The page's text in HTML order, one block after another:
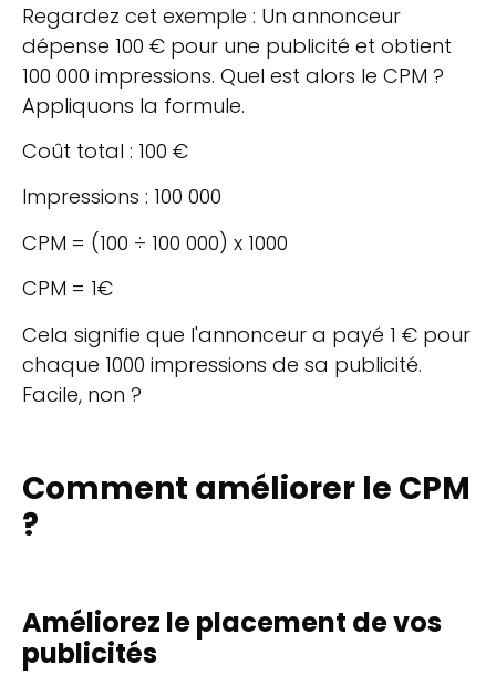
Regardez cet exemple : Un annonceur
dépense 100 € pour une publicité et obtient
100 000 impressions. Quel est alors le CPM ?
Appliquons la formule.
Coût total : 100 €
Impressions : 100 000
CPM = (100 ÷ 100 000) x 1000
CPM = 1€
Cela signifie que l'annonceur a payé 1 € pour
chaque 1000 impressions de sa publicité.
Facile, non ?
Comment améliorer le CPM
?
Améliorez le placement de vos
publicités